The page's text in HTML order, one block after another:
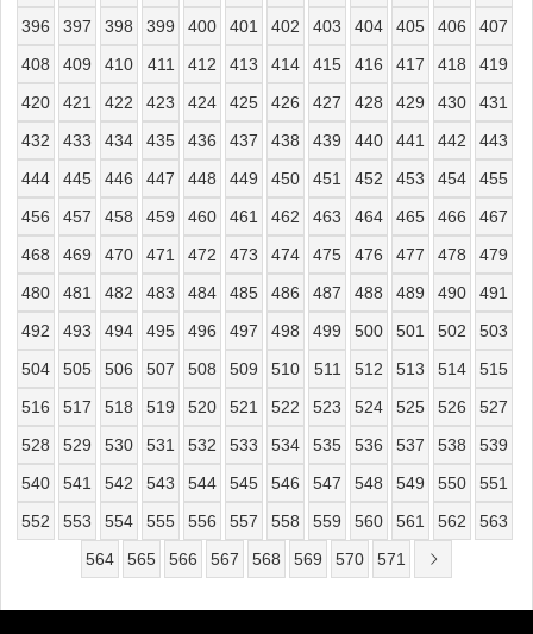
396
397 398 399 400 401 402 403 404 405 406
407
408
409 410 411 412 413 414 415 416 417 418
419
420
421 422 423 424 425 426 427 428 429 430
431
432
433 434 435 436 437 438 439 440 441 442
443
444
445 446 447 448 449 450 451 452 453 454
455
456
457 458 459 460 461 462 463 464 465 466
467
468
469 470 471 472 473 474 475 476 477 478
479
480
481 482 483 484 485 486 487 488 489 490
491
492
493 494 495 496 497 498 499 500 501 502
503
504
505 506 507 508 509 510 511 512 513 514
515
516
517 518 519 520 521 522 523 524 525 526
527
528
529 530 531 532 533 534 535 536 537 538
539
540
541 542 543 544 545 546 547 548 549 550
551
552
553 554 555 556 557 558 559 560 561 562
563
564
565 566 567 568 569 570 571